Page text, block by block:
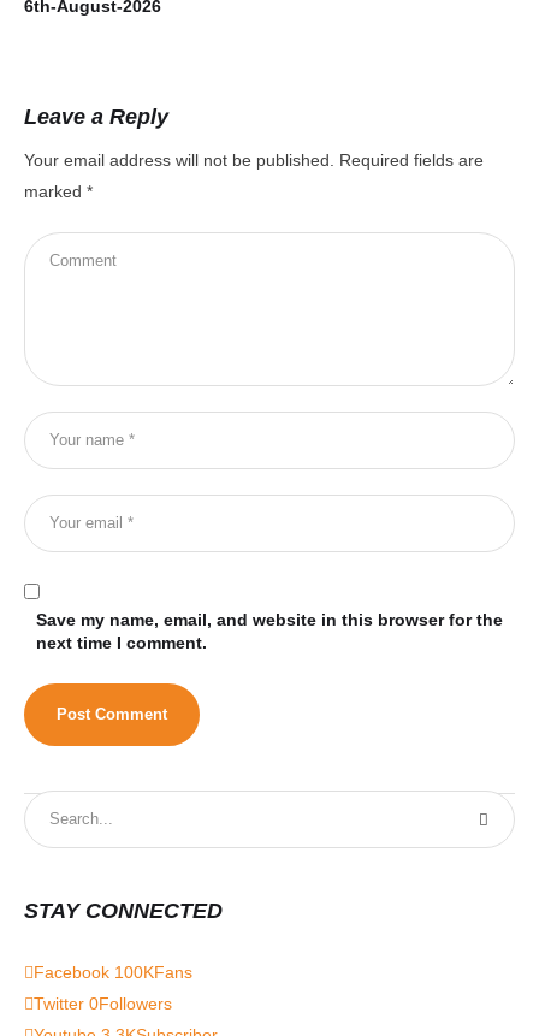
6th-August-2026
Leave a Reply
Your email address will not be published.
Required fields are
marked *
Save my name, email, and website in this browser for the
next time I comment.
STAY CONNECTED
Facebook 100KFans
Twitter 0Followers